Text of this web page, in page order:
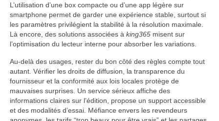
L’utilisation d’une box compacte ou d’une app légère sur
smartphone permet de garder une expérience stable, surtout si
les paramètres privilégient la stabilité à la résolution maximale.
Là encore, des solutions associées à king365 misent sur
l’optimisation du lecteur interne pour absorber les variations.
Au-delà des usages, rester du bon côté des règles compte tout
autant. Vérifier les droits de diffusion, la transparence du
fournisseur et la conformité aux lois locales protège de
mauvaises surprises. Un service sérieux affiche des
informations claires sur l’édition, propose un support accessible
et des modalités d’essai. Méfiance envers les revendeurs